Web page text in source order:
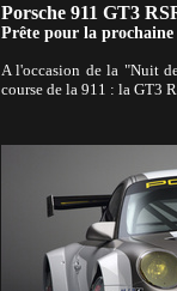
Porsche 911 GT3
Prête pour la prochaine
A l'occasion de la "Nuit
course de la 911 : la GT3